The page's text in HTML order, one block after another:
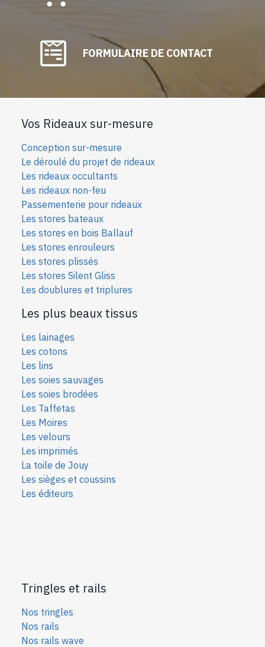
FORMULAIRE DE CONTACT
Vos Rideaux sur-mesure
Conception sur-mesure
Le déroulé du projet de rideaux
Les rideaux occultants
Les rideaux non-feu
Passementerie pour rideaux
Les stores bateaux
Les stores en bois Ballauf
Les stores enrouleurs
Les stores plissés
Les stores Silent Gliss
Les doublures et triplures
Les plus beaux tissus
Les lainages
Les cotons
Les lins
Les soies sauvages
Les soies brodées
Les Taffetas
Les Moires
Les velours
Les imprimés
La toile de Jouy
Les sièges et coussins
Les éditeurs
Tringles et rails
Nos tringles
Nos rails
Nos rails wave